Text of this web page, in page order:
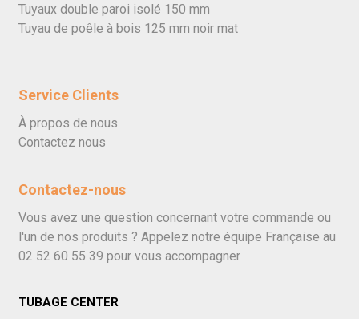
Tuyaux double paroi isolé 150 mm
Tuyau de poêle à bois 125 mm noir mat
Service Clients
À propos de nous
Contactez nous
Contactez-nous
Vous avez une question concernant votre commande ou
l'un de nos produits ? Appelez notre équipe Française au
02 52 60 55 39 pour vous accompagner
TUBAGE CENTER